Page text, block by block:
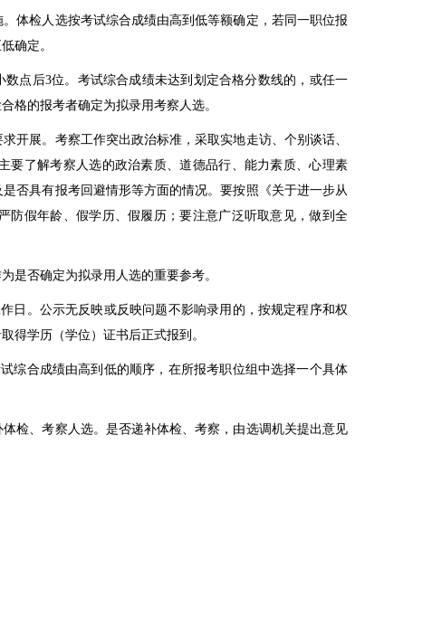
检人选按考试综合成绩由高到低等额确定，若同一职位报
确定。
数点后3位。考试综合成绩未达到划定合格分数线的，或任一
格的报考者确定为拟录用考察人选。
展。考察工作突出政治标准，采取实地走访、个别谈话、
要了解考察人选的政治素质、道德品行、能力素质、心理素
否具有报考回避情形等方面的情况。要按照《关于进一步从
防假年龄、假学历、假履历；要注意广泛听取意见，做到全
否确定为拟录用人选的重要参考。
日。公示无反映或反映问题不影响录用的，按规定程序和权
得学历（学位）证书后正式报到。
综合成绩由高到低的顺序，在所报考职位组中选择一个具体
、考察人选。是否递补体检、考察，由选调机关提出意见